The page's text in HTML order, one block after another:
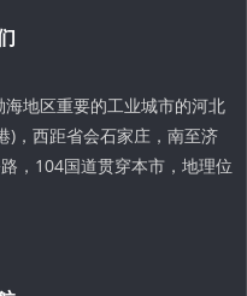
地区重要的工业城市的河北
)，西距省会石家庄，南至济
，104国道贯穿本市，地理位